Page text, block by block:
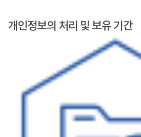
개인정보의 처리 및 보유 기간